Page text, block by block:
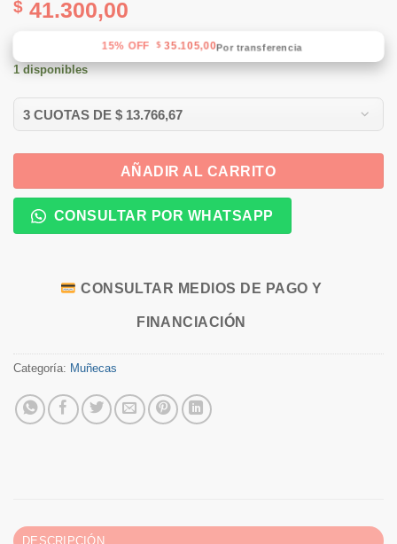
$ 41.300,00
15% OFF $35.105,00Por transferencia
1 disponibles
AÑADIR AL CARRITO
CONSULTAR POR WHATSAPP
CONSULTAR MEDIOS DE PAGO Y
FINANCIACIÓN
Categoría: Muñecas
DESCRIPCIÓN